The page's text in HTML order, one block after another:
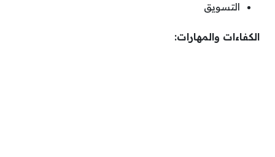
التسويق
الكفاءات والمهارات: